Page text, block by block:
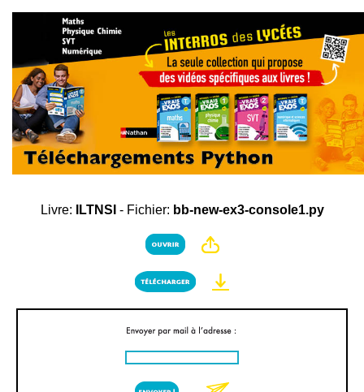
Livre: ILTNSI - Fichier: bb-new-ex3-console1.py